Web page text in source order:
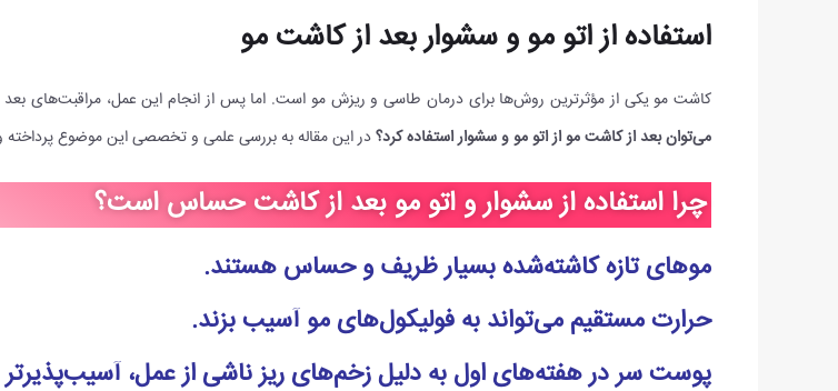
استفاده از اتو مو و سشوار بعد از کاشت مو
کاشت مو یکی از مؤثرترین روش‌ها برای درمان طاسی و ریزش مو است. اما پس از انجام این عمل، مراقبت‌های
می‌توان بعد از کاشت مو از اتو مو و سشوار استفاده کرد؟در این مقاله به بررسی علمی و تخصصی این موضوع پرداخته
چرا استفاده از سشوار و اتو مو بعد از کاشت حساس است؟
موهای تازه کاشته‌شده بسیار ظریف و حساس هستند.
حرارت مستقیم می‌تواند به فولیکول‌های مو آسیب بزند.
پوست سر در هفته‌های اول به دلیل زخم‌های ریز ناشی از عمل،